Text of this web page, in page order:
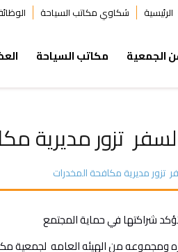
الرئيسية شكاوي مكاتب السياحة
الجمعية مكاتب السياحة
تزور مديرية
مديرية مكافحة المخدرات
شراكتها في حماية المجتمع